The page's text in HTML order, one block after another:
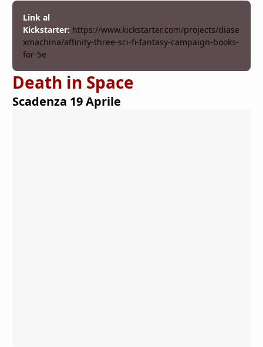
Link al
Kickstarter: https://www.kickstarter.com/projects/diase
xmachina/affinity-three-sci-fi-fantasy-campaign-books-
for-5e
Death in Space
Scadenza 19 Aprile